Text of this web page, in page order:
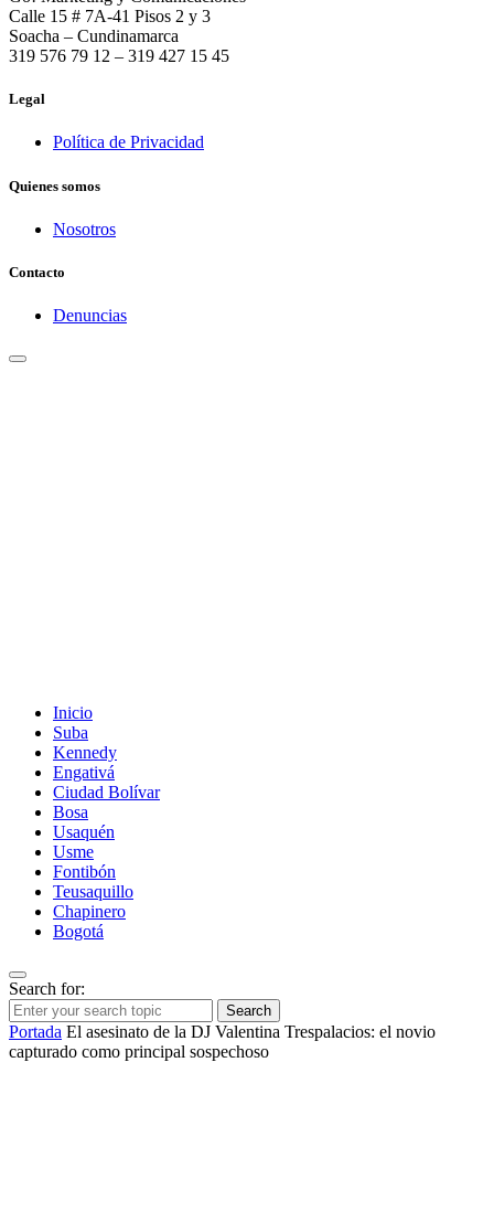
Calle 15 # 7A-41 Pisos 2 y 3
Soacha – Cundinamarca
319 576 79 12 – 319 427 15 45
Legal
Política de Privacidad
Quienes somos
Nosotros
Contacto
Denuncias
Inicio
Suba
Kennedy
Engativá
Ciudad Bolívar
Bosa
Usaquén
Usme
Fontibón
Teusaquillo
Chapinero
Bogotá
Search for:
Search
Portada El asesinato de la DJ Valentina Trespalacios: el novio
capturado como principal sospechoso